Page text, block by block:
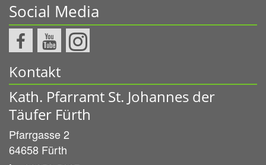
Social Media
Kontakt
Kath. Pfarramt St. Johannes der
Täufer Fürth
Pfarrgasse 2
64658 Fürth